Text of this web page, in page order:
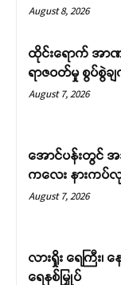
August 8, 2026
ထိုင်းရောက် အာ
ရာဇဝတ်မှု စွပ်စွဲချ
August 7, 2026
အောင်ပန်းတွင်
ကလေး နားကပ်လု
August 7, 2026
လားရှိုး ရေကြီး၊
ရေနစ်မြှုပ်